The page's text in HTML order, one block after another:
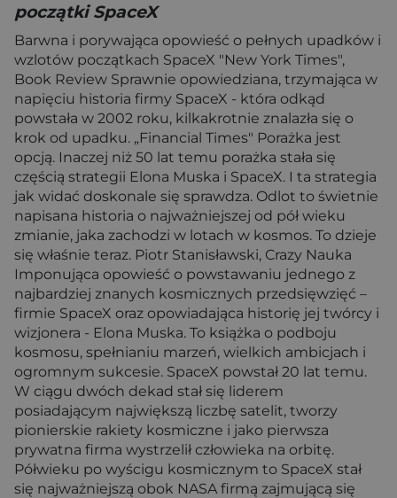
początki SpaceX
Barwna i porywająca opowieść o pełnych upadków i
wzlotów początkach SpaceX "New York Times",
Book Review Sprawnie opowiedziana, trzymająca w
napięciu historia firmy SpaceX - która odkąd
powstała w 2002 roku, kilkakrotnie znalazła się o
krok od upadku. „Financial Times" Porażka jest
opcją. Inaczej niż 50 lat temu porażka stała się
częścią strategii Elona Muska i SpaceX. I ta strategia
jak widać doskonale się sprawdza. Odlot to świetnie
napisana historia o najważniejszej od pół wieku
zmianie, jaka zachodzi w lotach w kosmos. To dzieje
się właśnie teraz. Piotr Stanisławski, Crazy Nauka
Imponująca opowieść o powstawaniu jednego z
najbardziej znanych kosmicznych przedsięwzięć –
firmie SpaceX oraz opowiadająca historię jej twórcy i
wizjonera - Elona Muska. To książka o podboju
kosmosu, spełnianiu marzeń, wielkich ambicjach i
ogromnym sukcesie. SpaceX powstał 20 lat temu.
W ciągu dwóch dekad stał się liderem
posiadającym największą liczbę satelit, tworzy
pionierskie rakiety kosmiczne i jako pierwsza
prywatna firma wystrzelił człowieka na orbitę.
Półwieku po wyścigu kosmicznym to SpaceX stał
się najważniejszą obok NASA firmą zajmującą się